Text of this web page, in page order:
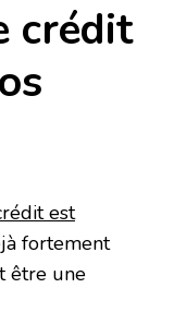
crédit
est
fortement
être une